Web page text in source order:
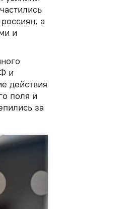
а
и
и
действия
поля и
за